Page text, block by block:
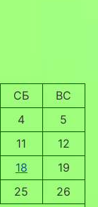
СБ
ВС
4
5
11
12
18
19
25
26